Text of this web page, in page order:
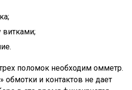
поломок необходим омметр.
обмотки и контактов не дает